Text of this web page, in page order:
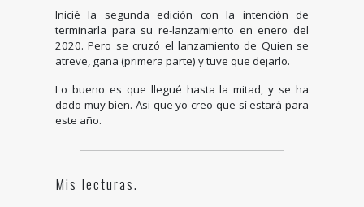
Inicié la segunda edición con la intención de
terminarla para su re-lanzamiento en enero del
2020. Pero se cruzó el lanzamiento de Quien se
atreve, gana (primera parte) y tuve que dejarlo.
Lo bueno es que llegué hasta la mitad, y se ha
dado muy bien. Asi que yo creo que sí estará para
este año.
Mis lecturas.